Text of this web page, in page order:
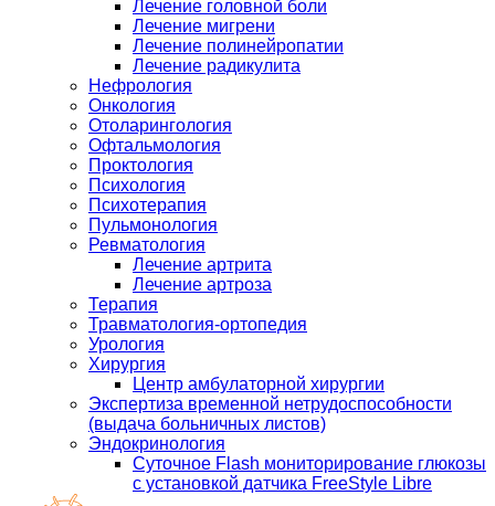
Лечение головной боли
Лечение мигрени
Лечение полинейропатии
Лечение радикулита
Нефрология
Онкология
Отоларингология
Офтальмология
Проктология
Психология
Психотерапия
Пульмонология
Ревматология
Лечение артрита
Лечение артроза
Терапия
Травматология-ортопедия
Урология
Хирургия
Центр амбулаторной хирургии
Экспертиза временной нетрудоспособности
(выдача больничных листов)
Эндокринология
Суточное Flash мониторирование глюкозы
с установкой датчика FreeStyle Libre